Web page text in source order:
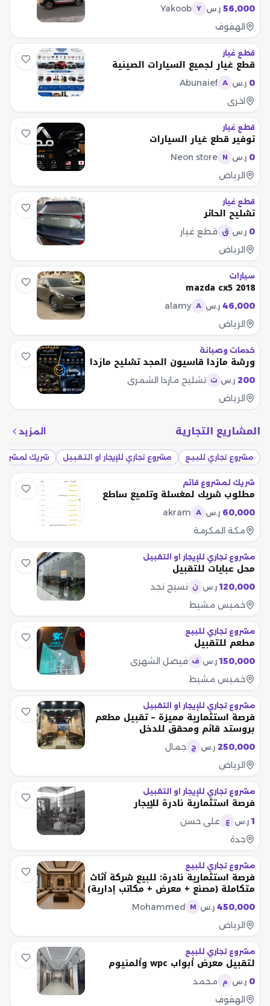
56,000 ر.س Y
Yakoob
الهفوف
قطع غيار
قطع غيار لجميع السيارات الصينية
0 ر.س A
Abunaief
اخرى
قطع غيار
توفير قطع غيار السيارات
0 ر.س N
Neon store
الرياض
قطع غيار
تشليح الحائر
0 ر.س ق
قطع غيار
الرياض
سيارات
mazda cx5 2018
46,000 ر.س A
alamy
الرياض
خدمات وصيانة
ورشة مازدا قاسيون المجد تشليح مازدا
200 ر.س ت تشليح مازدا الشمري
الرياض
المشاريع التجارية المزيد
مشروع تجاري للبيع مشروع تجاري للإيجار او التقبيل شريك لمشروع
شريك لمشروع قائم
مطلوب شريك لمغسلة وتلميع ساطع
60,000 ر.س A
akram
مكة المكرمة
مشروع تجاري للإيجار او التقبيل
محل عبايات للتقبيل
120,000 ر.س ن
نسيج نجد
خميس مشيط
مشروع تجاري للبيع
مطعم للتقبيل
150,000 ر.س ف فيصل الشهري
خميس مشيط
مشروع تجاري للإيجار او التقبيل
فرصة استثمارية مميزة – تقبيل مطعم
بروستد قائم ومحقق للدخل
250,000 ر.س ج
جمال
الرياض
مشروع تجاري للإيجار او التقبيل
فرصة استثمارية نادرة للإيجار
1 ر.س ع
علي حسن
جدة
مشروع تجاري للبيع
فرصة استثمارية نادرة: للبيع شركة أثاث
متكاملة (مصنع + معرض + مكاتب إدارية)
450,000 ر.س M
Mohammed
الرياض
مشروع تجاري للبيع
لتقبيل معرض أبواب wpc وألمنيوم
0 ر.س م
محمد
الهفوف